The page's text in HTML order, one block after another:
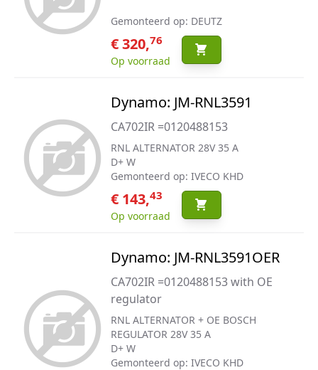
Gemonteerd op: DEUTZ
€ 320,76
Op voorraad
Dynamo: JM-RNL3591
CA702IR =0120488153
RNL ALTERNATOR 28V 35 A
D+ W
Gemonteerd op: IVECO KHD
€ 143,43
Op voorraad
Dynamo: JM-RNL3591OER
CA702IR =0120488153 with OE
regulator
RNL ALTERNATOR + OE BOSCH
REGULATOR 28V 35 A
D+ W
Gemonteerd op: IVECO KHD